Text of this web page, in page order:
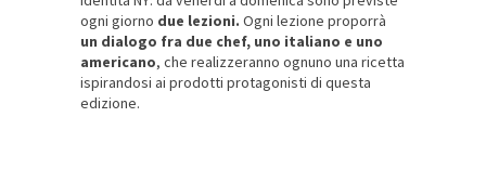
ogni giorno due lezioni. Ogni lezione proporrà
un dialogo fra due chef, uno italiano e uno
americano, che realizzeranno ognuno una ricetta
ispirandosi ai prodotti protagonisti di questa
edizione.